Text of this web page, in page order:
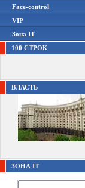
Face-control
VIP
Зона IT
100 СТРОК
ВЛАСТЬ
ЗОНА IT